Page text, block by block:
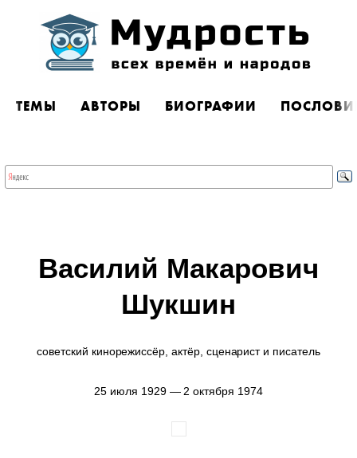
ТЕМЫ АВТОРЫ БИОГРАФИИ
Василий Макарович
Шукшин
советский кинорежиссёр, актёр, сценарист и писатель
25 июля 1929 — 2 октября 1974